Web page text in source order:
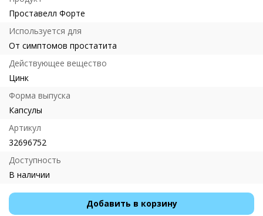
Проставелл Форте
Используется для
От симптомов простатита
Действующее вещество
Цинк
Форма выпуска
Капсулы
Артикул
32696752
Доступность
В наличии
Добавить в корзину